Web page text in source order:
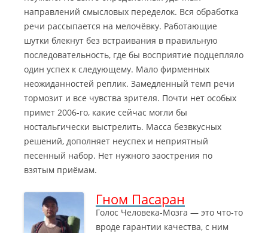
направлений смысловых переделок. Вся обработка
речи рассыпается на мелочёвку. Работающие
шутки блекнут без встраивания в правильную
последовательность, где бы восприятие подцепляло
один успех к следующему. Мало фирменных
неожиданностей реплик. Замедленный темп речи
тормозит и все чувства зрителя. Почти нет особых
примет 2006-го, какие сейчас могли бы
ностальгически выстрелить. Масса безвкусных
решений, дополняет неуспех и неприятный
песенный набор. Нет нужного заострения по
взятым приёмам.
Гном Пасаран
Голос Человека-Мозга — это что-то
вроде гарантии качества, с ним